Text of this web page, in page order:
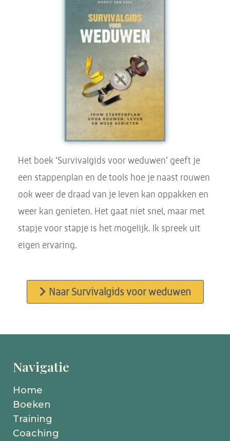
Het boek ‘Survivalgids voor weduwen’ geeft je
een stappenplan en de tools hoe je naast rouwen
ook weer de draad van je leven kan oppakken en
weer kan genieten. Het gaat niet snel, maar met
stapje voor stapje is het mogelijk. Ik spreek uit
eigen ervaring.
Naar Survivalgids voor weduwen
Navigatie
Home
Boeken
Training
Coaching